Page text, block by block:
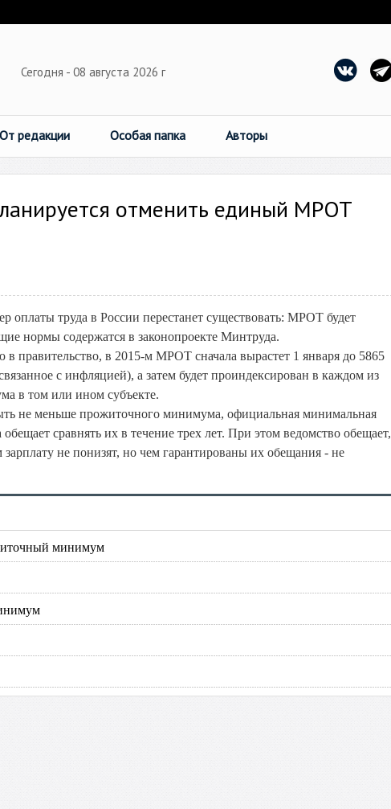
Сегодня - 08 августа 2026 г
От редакции Особая папка Авторы
отменить единый МРОТ
труда в России перестанет существовать: МРОТ будет
нормы содержатся в законопроекте Минтруда.
в правительство, в 2015-м МРОТ сначала вырастет 1 января до 5865
с инфляцией), а затем будет проиндексирован в каждом из
в том или ином субъекте.
не меньше прожиточного минимума, официальная минимальная
сравнять их в течение трех лет. При этом ведомство обещает,
не понизят, но чем гарантированы их обещания - не
минимум